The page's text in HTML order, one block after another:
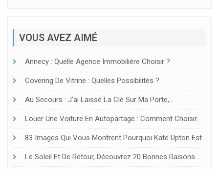
VOUS AVEZ AIMÉ
Annecy : Quelle Agence Immobilière Choisir ?
Covering De Vitrine : Quelles Possibilités ?
Au Secours : J’ai Laissé La Clé Sur Ma Porte,…
Louer Une Voiture En Autopartage : Comment Choisir…
83 Images Qui Vous Montrent Pourquoi Kate Upton Est…
Le Soleil Et De Retour, Découvrez 20 Bonnes Raisons…